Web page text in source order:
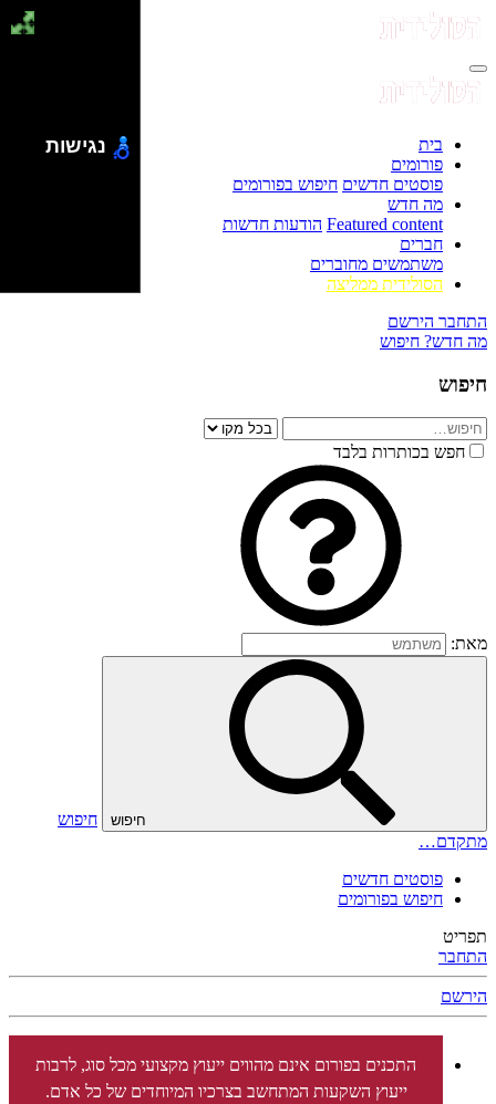
בית
פורומים
פוסטים חדשים חיפוש בפורומים
מה חדש
Featured content הודעות חדשות
חברים
משתמשים מחוברים
הסולידית ממליצה
התחבר הירשם
מה חדש? חיפוש
חיפוש
חפש בכותרות בלבד
מאת:
חיפוש
חיפוש
מתקדם…
פוסטים חדשים
חיפוש בפורומים
תפריט
התחבר
הירשם
התכנים בפורום אינם מהווים ייעוץ מקצועי מכל סוג, לרבות
ייעוץ השקעות המתחשב בצרכיו המיוחדים של כל אדם.
נגישות